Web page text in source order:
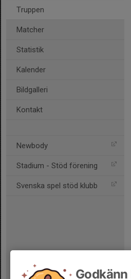
Truppen
Matcher
Statistik
Kalender
Bildgalleri
Kontakt
Newbody
Stadium - Stöd förening
Svenska spel stöd klubb